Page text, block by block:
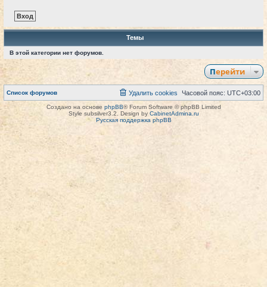
Темы
В этой категории нет форумов.
Перейти
Список форумов Часовой пояс: UTC+03:00
Удалить cookies
Создано на основе phpBB® Forum Software © phpBB Limited
Style subsilver3.2. Design by CabinetAdmina.ru
Русская поддержка phpBB